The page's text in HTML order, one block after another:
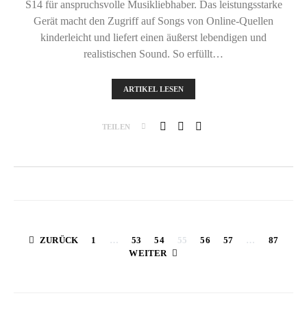
S14 für anspruchsvolle Musikliebhaber. Das leistungsstarke
Gerät macht den Zugriff auf Songs von Online-Quellen
kinderleicht und liefert einen äußerst lebendigen und
realistischen Sound. So erfüllt…
ARTIKEL LESEN
TEILEN
ZURÜCK 1 … 53 54 55 56 57 …
87
WEITER